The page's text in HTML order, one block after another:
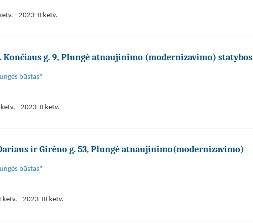
- 2023-II ketv.
Končiaus g. 9, Plungė atnaujinimo (modernizavimo) statybos
būstas"
- 2023-II ketv.
ir Girėno g. 53, Plungė atnaujinimo(modernizavimo)
būstas"
- 2023-III ketv.